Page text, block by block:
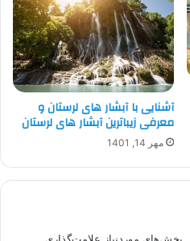
آشنایی با آبشار های لرستان و
معرفی زیباترین آبشار های لرستان
مهر 14, 1401